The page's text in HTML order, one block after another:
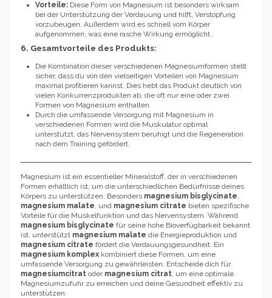
Vorteile: Diese Form von Magnesium ist besonders wirksam
bei der Unterstützung der Verdauung und hilft, Verstopfung
vorzubeugen. Außerdem wird es schnell vom Körper
aufgenommen, was eine rasche Wirkung ermöglicht.
6. Gesamtvorteile des Produkts:
Die Kombination dieser verschiedenen Magnesiumformen stellt
sicher, dass du von den vielseitigen Vorteilen von Magnesium
maximal profitieren kannst. Dies hebt das Produkt deutlich von
vielen Konkurrenzprodukten ab, die oft nur eine oder zwei
Formen von Magnesium enthalten.
Durch die umfassende Versorgung mit Magnesium in
verschiedenen Formen wird die Muskulatur optimal
unterstützt, das Nervensystem beruhigt und die Regeneration
nach dem Training gefördert.
Magnesium ist ein essentieller Mineralstoff, der in verschiedenen
Formen erhältlich ist, um die unterschiedlichen Bedürfnisse deines
Körpers zu unterstützen. Besonders magnesium bisglycinate
magnesium malate , und magnesium citrate bieten spezifische
Vorteile für die Muskelfunktion und das Nervensystem. Während
magnesium bisglycinate für seine hohe Bioverfügbarkeit bekannt
ist, unterstützt magnesium malate die Energieproduktion und
magnesium citrate fördert die Verdauungsgesundheit. Ein
magnesium komplex kombiniert diese Formen, um eine
umfassende Versorgung zu gewährleisten. Entscheide dich für
magnesiumcitrat oder magnesium citrat , um eine optimale
Magnesiumzufuhr zu erreichen und deine Gesundheit effektiv zu
unterstützen.